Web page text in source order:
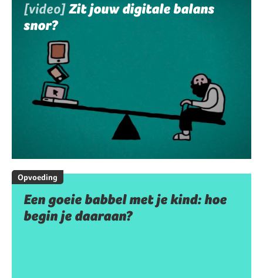
[video]Zit jouw digitale balans
snor?
Opvoeding
Een goeie babbel met je kind: hoe
begin je daaraan?